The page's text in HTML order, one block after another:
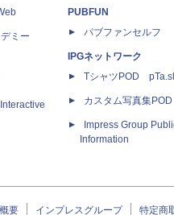
ミー
PUBFUN
パブファンセルフ
IPGネットワーク
TシャツPOD
カスタム写真集
Impress Group
Information
要 インプレスグループ 特定商